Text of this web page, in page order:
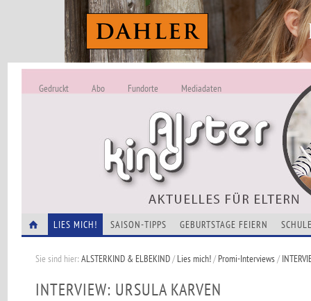
ALSTERKIND -
Alles Neu
Gedruckt Abo Fundorte Mediadaten
LIES MICH! SAISON-TIPPS GEBURTSTAGE FEIERN
Sie sind hier:ALSTERKIND & ELBEKIND/Lies mich!/Promi-Interviews/
INTERVIEW: URSULA KARVEN